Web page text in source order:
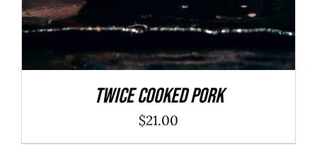
Twice Cooked Pork
$21.00